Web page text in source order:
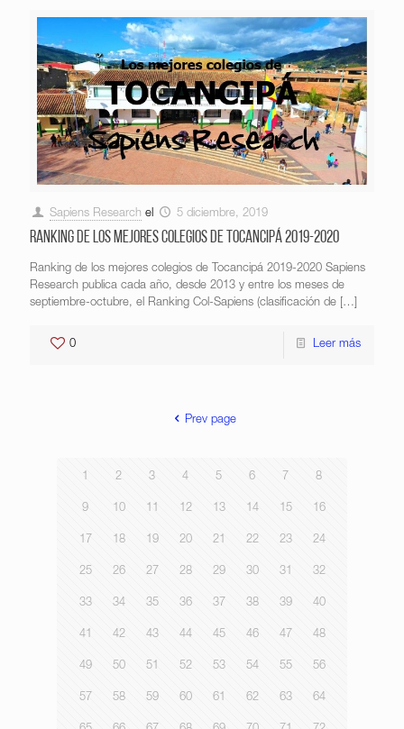
Sapiens Research el 5 diciembre, 2019
Ranking de los mejores colegios de Tocancipá 2019-2020
Ranking de los mejores colegios de Tocancipá 2019-2020 Sapiens
Research publica cada año, desde 2013 y entre los meses de
septiembre-octubre, el Ranking Col-Sapiens (clasificación de […]
0 Leer más
Prev page
1 2 3 4 5 6 7 8
9 10 11 12 13 14 15 16
17 18 19 20 21 22 23 24
25 26 27 28 29 30 31 32
33 34 35 36 37 38 39 40
41 42 43 44 45 46 47 48
49 50 51 52 53 54 55 56
57 58 59 60 61 62 63 64